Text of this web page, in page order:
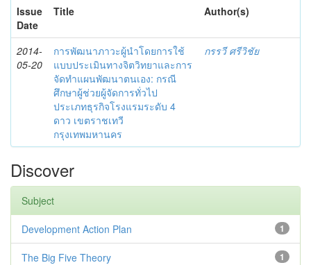
Issue
Date
Title Author(s)
2014-
05-20
การพัฒนาภาวะผู้นำโดยการใช้
แบบประเมินทางจิตวิทยาและการ
จัดทำแผนพัฒนาตนเอง: กรณี
ศึกษาผู้ช่วยผู้จัดการทั่วไป
ประเภทธุรกิจโรงแรมระดับ 4
ดาว เขตราชเทวี
กรุงเทพมหานคร
กรรวี ศรีวิชัย
Discover
Subject
1
Development Action Plan
1
The Big Five Theory